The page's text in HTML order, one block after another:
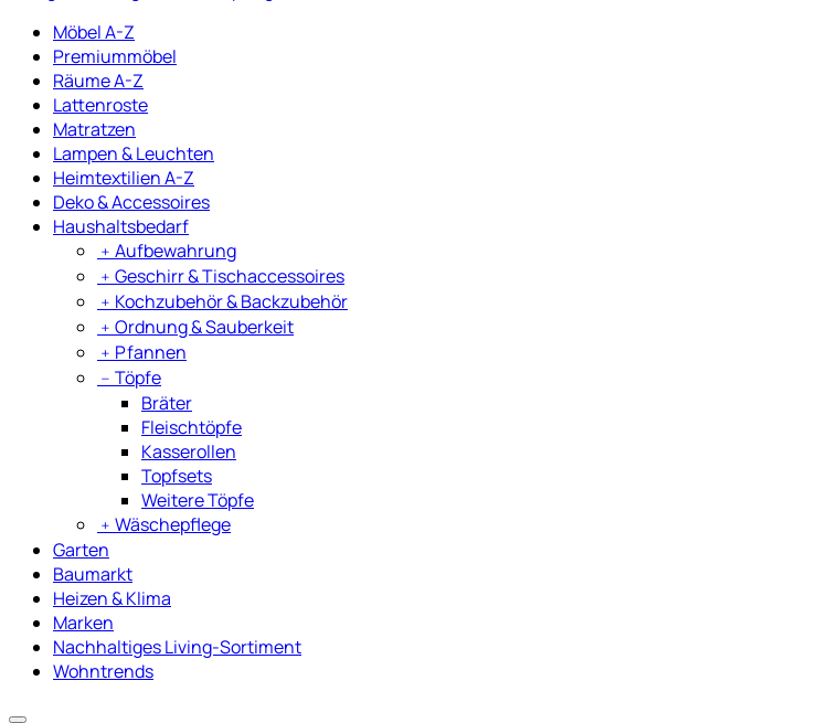
Möbel A-Z
Premiummöbel
Räume A-Z
Lattenroste
Matratzen
Lampen & Leuchten
Heimtextilien A-Z
Deko & Accessoires
Haushaltsbedarf
﹢ Aufbewahrung
﹢ Geschirr & Tischaccessoires
﹢ Kochzubehör & Backzubehör
﹢ Ordnung & Sauberkeit
﹢ Pfannen
﹣ Töpfe
Bräter
Fleischtöpfe
Kasserollen
Topfsets
Weitere Töpfe
﹢ Wäschepflege
Garten
Baumarkt
Heizen & Klima
Marken
Nachhaltiges Living-Sortiment
Wohntrends